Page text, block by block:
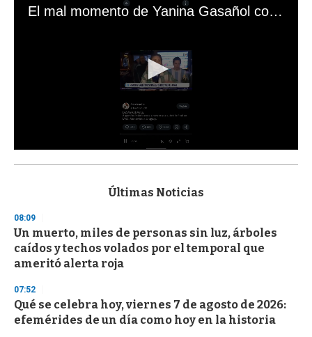
El mal momento de Yanina Gasañol con un hincha argentino en "Subrayado"
s
d
s
o
f
3
s
e
c
o
Últimas Noticias
08:09
Un muerto, miles de personas sin luz, árboles
caídos y techos volados por el temporal que
ameritó alerta roja
07:52
Qué se celebra hoy, viernes 7 de agosto de 2026:
efemérides de un día como hoy en la historia